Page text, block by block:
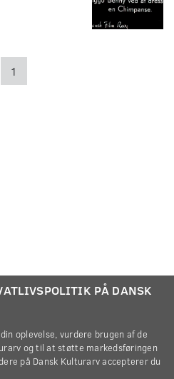
1
PÅ DANSK
oplevelse, vurdere brugen af de
og til at støtte markedsføringen
på Dansk Kulturarv accepterer du